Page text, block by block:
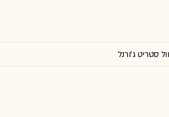
וול סטריט ג'ורנל